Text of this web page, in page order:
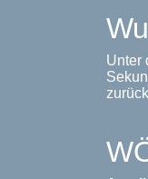
Unter